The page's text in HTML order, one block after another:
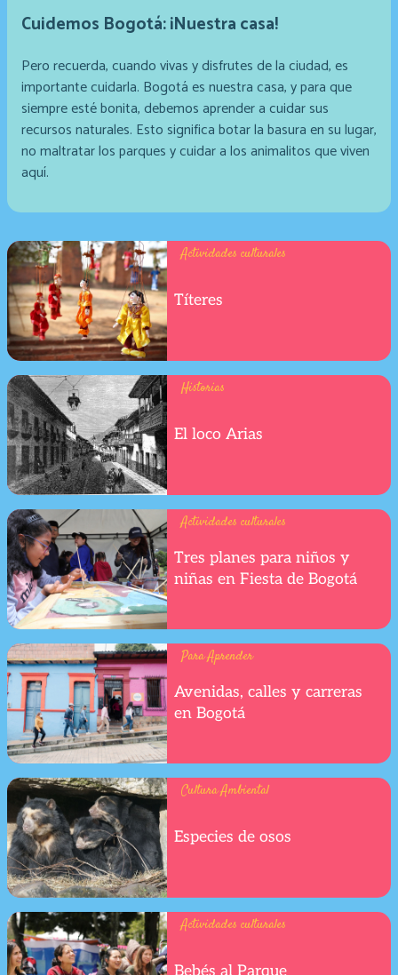
Cuidemos Bogotá: ¡Nuestra casa!
Pero recuerda, cuando vivas y disfrutes de la ciudad, es
importante cuidarla. Bogotá es nuestra casa, y para que
siempre esté bonita, debemos aprender a cuidar sus
recursos naturales. Esto significa botar la basura en su lugar,
no maltratar los parques y cuidar a los animalitos que viven
aquí.
Actividades culturales
Títeres
Historias
El loco Arias
Actividades culturales
Tres planes para niños y
niñas en Fiesta de Bogotá
Para Aprender
Avenidas, calles y carreras
en Bogotá
Cultura Ambiental
Especies de osos
Actividades culturales
Bebés al Parque